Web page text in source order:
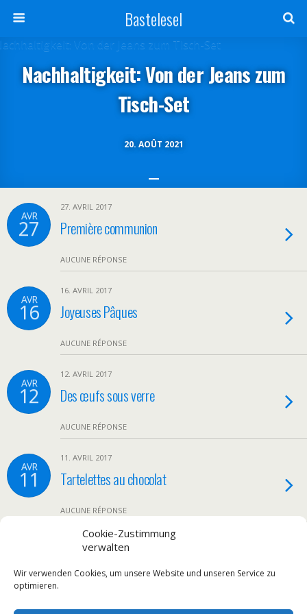
Cookie-Zustimmung
verwalten
Wir verwenden Cookies, um unsere Website und unseren Service zu
optimieren.
Bastelesel
20. AOÛT 2021
Nachhaltigkeit: Von der Jeans zum
Tisch-Set
AVR
27
27. AVRIL 2017
Première communion
AUCUNE RÉPONSE
AVR
16
16. AVRIL 2017
Joyeuses Pâques
AUCUNE RÉPONSE
AVR
12
12. AVRIL 2017
Des œufs sous verre
AUCUNE RÉPONSE
AVR
11
11. AVRIL 2017
Tartelettes au chocolat
AUCUNE RÉPONSE